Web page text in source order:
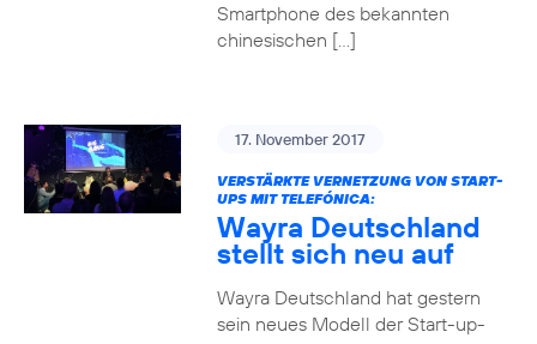
Smartphone des bekannten
chinesischen […]
17. November 2017
VERSTÄRKTE VERNETZUNG VON START-
UPS MIT TELEFÓNICA:
Wayra Deutschland
stellt sich neu auf
Wayra Deutschland hat gestern
sein neues Modell der Start-up-